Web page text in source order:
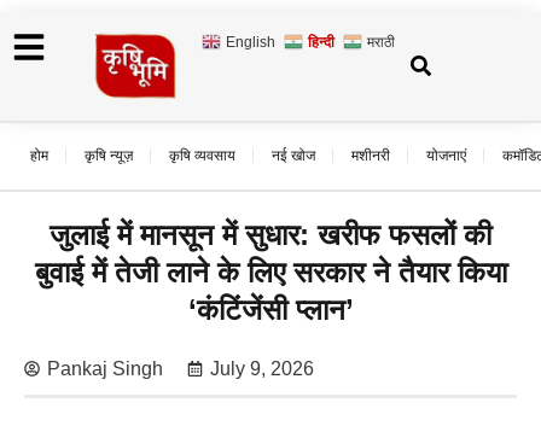
English हिन्दी मराठी
होम कृषि न्यूज़ कृषि व्यवसाय नई खोज मशीनरी योजनाएं
जुलाई में मानसून में सुधार: खरीफ फसलों की
बुवाई में तेजी लाने के लिए सरकार ने तैयार किया
‘कंटिंजेंसी प्लान’
Pankaj Singh July 9, 2026